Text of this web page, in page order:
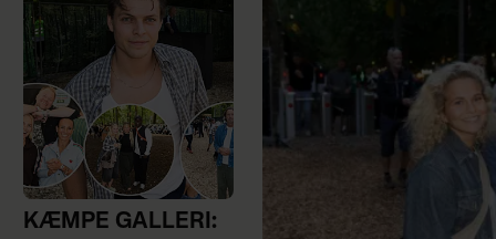
KÆMPE GALLERI: